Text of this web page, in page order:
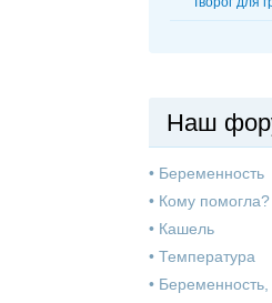
Наш
• Беременность
• Кому помогла?
• Кашель
• Температура
•